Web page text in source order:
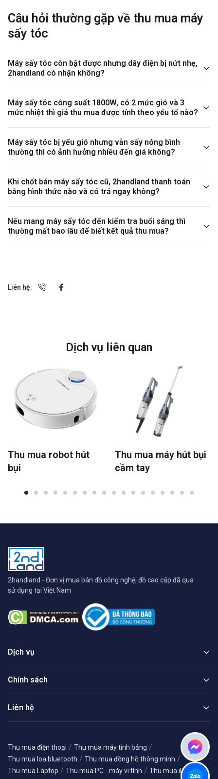
Câu hỏi thường gặp về thu mua máy
sấy tóc
Máy sấy tóc còn bật được nhưng dây điện bị nứt nhẹ,
2handland có nhận không?
Máy sấy tóc công suất 1800W, có 2 mức gió và 3
mức nhiệt thì giá thu mua được tính theo yếu tố nào?
Máy sấy tóc bị yếu gió nhưng vẫn sấy nóng bình
thường thì có ảnh hưởng nhiều đến giá không?
Khi chốt bán máy sấy tóc cũ, 2handland thanh toán
bằng hình thức nào và có trả ngay không?
Nếu mang máy sấy tóc đến kiểm tra buổi sáng thì
thường mất bao lâu để biết kết quả thu mua?
Liên hệ:
Dịch vụ liên quan
Thu mua robot hút
bụi
Thu mua máy hút bụi
cầm tay
2handland - Đơn vị mua bán đồ công nghệ, đồ cao cấp đã qua
sử dụng tại Việt Nam
Dịch vụ
Chính sách
Liên hệ
Thu mua điện thoại / Thu mua máy tính bảng /
Thu mua loa bluetooth / Thu mua đồng hồ thông minh /
Thu mua Laptop / Thu mua PC - máy vi tính / Thu mua iPhone /